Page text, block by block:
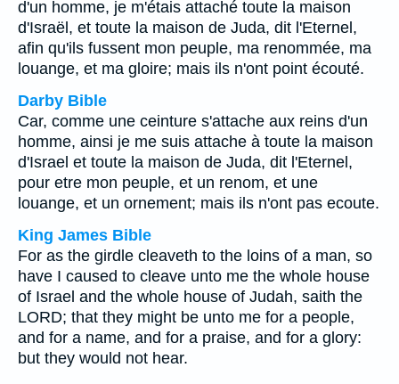
d'un homme, je m'étais attaché toute la maison
d'Israël, et toute la maison de Juda, dit l'Eternel,
afin qu'ils fussent mon peuple, ma renommée, ma
louange, et ma gloire; mais ils n'ont point écouté.
Darby Bible
Car, comme une ceinture s'attache aux reins d'un
homme, ainsi je me suis attache à toute la maison
d'Israel et toute la maison de Juda, dit l'Eternel,
pour etre mon peuple, et un renom, et une
louange, et un ornement; mais ils n'ont pas ecoute.
King James Bible
For as the girdle cleaveth to the loins of a man, so
have I caused to cleave unto me the whole house
of Israel and the whole house of Judah, saith the
LORD; that they might be unto me for a people,
and for a name, and for a praise, and for a glory:
but they would not hear.